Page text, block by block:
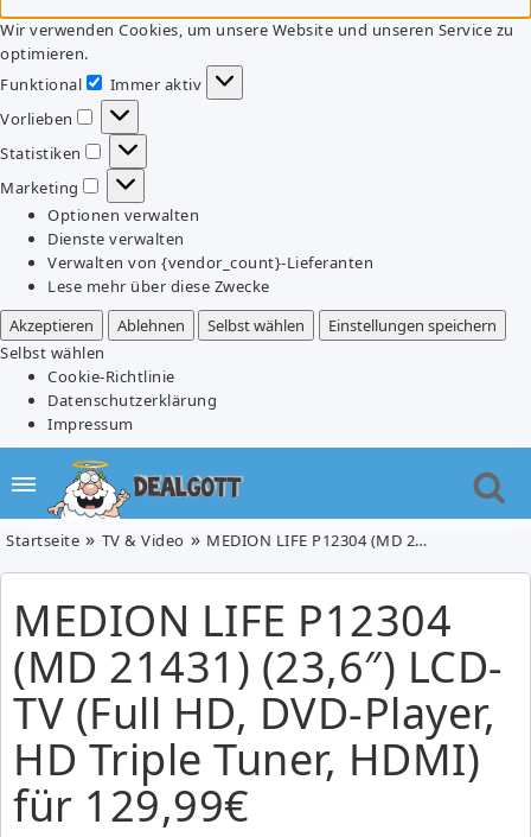
Wir verwenden Cookies, um unsere Website und unseren Service zu
optimieren.
Funktional
Funktional
Immer aktiv
Vorlieben
Vorlieben
Statistiken
Statistiken
Marketing
Marketing
Optionen verwalten
Dienste verwalten
Verwalten von {vendor_count}-Lieferanten
Lese mehr über diese Zwecke
Akzeptieren
Ablehnen Selbst wählen
Einstellungen speichern
Selbst wählen
Cookie-Richtlinie
Datenschutzerklärung
Impressum
Startseite TV & Video MEDION LIFE P12304 (MD 21431) (23,6″) LCD-TV (Full HD, DVD-Player, HD Triple Tuner, HDMI) für 129,99€
MEDION LIFE P12304
(MD 21431) (23,6″) LCD-
TV (Full HD, DVD-Player,
HD Triple Tuner, HDMI)
für 129,99€